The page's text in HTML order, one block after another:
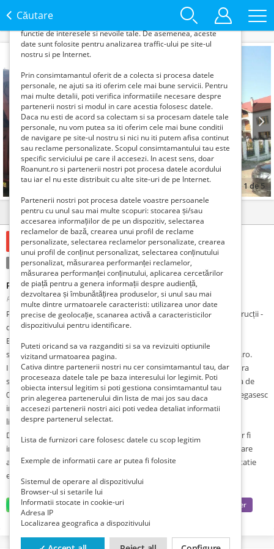
Căutare
Next
1 de5
Detalii Contact
276000 Lei
Tranzacţie:Vinde
Proprietate imobiliara - teren si constructii - Iernut
Romania, Mures, Iernut, Publicat 1 lună zi în urmă
Proprietate de tip comercial, formată din teren (547 mp) cu construcții -
discotecă - bar (934,86 mp Scd), situată în Loc. Iernut, Str. Mihai
Eminescu, nr. 27, jud. Mureș. Cei interesati pot obtine informatii
suplimentare la telefon 0726178731 sau accesand site-ul www.rtz.ro.
Imobilul se valorifica prin licitatie publica. Licitatiile se vor desfasura
saptamanal, in zilele de joi, urmatoarea licitatie va avea loc in data de
03.08.2023, de la ora 13:00. Conditiile de participare la licitatie se regasesc
intr-un caiet de sarcini care poate fi achizitionat de la sediul
lichidatorului judiciar, RTZ&Partners SPRL, din Cluj-Napoca, Aleea
Detunata, nr. 4, jud. Cluj, tel. 0726178731. Dosarele ofertantilor vor fi
inregistrate la sediul lichidatorului judiciar cu cel putin 1 zi lucratoare
anterioara datei de desfasurare a licitatiei. Pretul de pornire la licitatie
este de 276.000,00 lei + T.V.A..
informatii din browserul tau pentru a-ti putea
functie de interesele si nevoile tale. De asemenea, aceste
date sunt folosite pentru analizarea traffic-ului pe site-ul
nostru si pe Internet.
Prin consimtamantul oferit de a colecta si procesa datele
personale, ne ajuti sa iti oferim cele mai bune servicii. Pentru
mai multe detalii, poti verifica informatiile necesare despre
partenerii nostri si modul in care acestia folosesc datele.
Daca nu esti de acord sa colectam si sa procesam datele tale
personale, nu vom putea sa iti oferim cele mai bune conditii
de navigare pe site-ul nostru si nici nu iti putem afisa continut
sau reclame personalizate. Scopul consimtamantului tau este
specific serviciului pe care il accesezi. In acest sens, doar
Roanunt.ro si partenerii nostri pot procesa datele acordului
tau iar el nu este distribuit cu alte site-uri de pe Internet.
Partenerii nostri pot procesa datele voastre persoanele
pentru cu unul sau mai multe scopuri: stocarea și/sau
accesarea informațiilor de pe un dispozitiv, selectarea
reclamelor de bază, crearea unui profil de reclame
personalizate, selectarea reclamelor personalizate, crearea
unui profil de conținut personalizat, selectarea conținutului
personalizat, măsurarea performanței reclamelor,
măsurarea performanței conținutului, aplicarea cercetărilor
de piață pentru a genera informații despre audiență,
dezvoltarea și îmbunătățirea produselor, si unul sau mai
multe dintre urmatoarele caracteristi: utilizarea unor date
precise de geolocație, scanarea activă a caracteristicilor
dispozitivului pentru identificare.
Puteti oricand sa va razganditi si sa va revizuiti optiunile
vizitand urmatoarea pagina.
Cativa dintre partenerii nostri nu cer consimtamantul tau, dar
proceseaza datele tale pe baza interesului lor legimit. Poti
obiecta intersul legitim si poti gestiona consimtamantul tau
prin alegerea partenerului din lista de mai jos sau daca
accesezi partenerii nostri aici poti vedea detaliat informatii
despre partenerul selectat.
Lista de furnizori care folosesc datele cu scop legitim
Exemple de informatii care ar putea fi folosite
Sistemul de operare al dispozitivului
Browser-ul si setarile lui
Informatii stocate in cookie-uri
Adresa IP
Localizarea geografica a dispozitivului